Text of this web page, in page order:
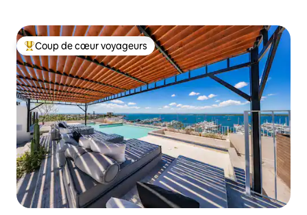
Coups de cœur voyageurs les plus appréciés
Coup de cœur voyageurs